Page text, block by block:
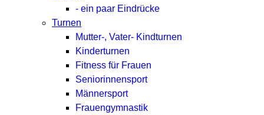
- ein paar Eindrücke
Turnen
Mutter-, Vater- Kindturnen
Kinderturnen
Fitness für Frauen
Seniorinnensport
Männersport
Frauengymnastik